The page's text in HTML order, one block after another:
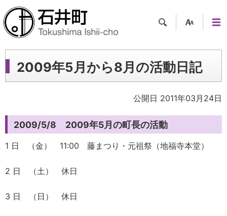
ツー
ル
ュー
2009年5月から8月の活動日記
公開日 2011年03月24日
2009/5/8 2009年5月の町長の活動
1 日 （金） 11:00 藤まつり・元祖祭（地福寺本堂）
2 日 （土） 休日
3 日 （日） 休日